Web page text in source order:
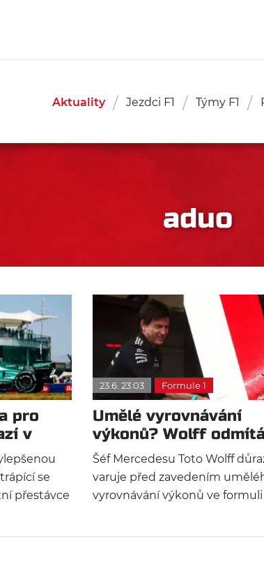
Aktuality Jezdci F1 Týmy F1
aduo
pro
v
se
přestávce
23.6. 23:03 Formule 1
Umělé vyrovnávání
výkonů? Wolff
politický chaos v F1
Šéf Mercedesu Toto Wolff
varuje před zavedením
vyrovnávání výkonů ve formuli